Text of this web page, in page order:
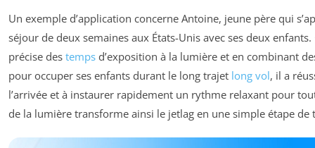
Un exemple d’application concerne Antoine, jeune père qui
séjour de deux semaines aux États-Unis avec ses deux
précise des temps d’exposition à la lumière et en combinant
pour occuper ses enfants durant le long trajet long vol, il a
l’arrivée et à instaurer rapidement un rythme relaxant pour
de la lumière transforme ainsi le jetlag en une simple étape